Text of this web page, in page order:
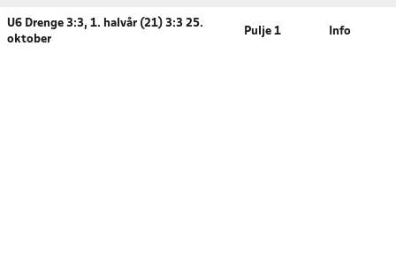
U6 Drenge 3:3, 1. halvår (21) 3:3 25.
oktober
Pulje 1 Info